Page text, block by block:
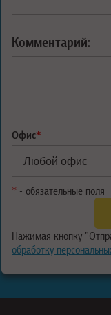
Комментарий:
Офис*
* - обязательные поля
Нажимая кнопку
обработку